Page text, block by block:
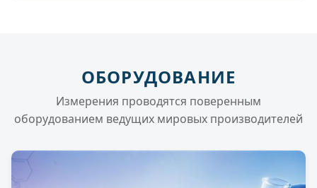
ОБОРУДОВАНИЕ
Измерения проводятся поверенным
оборудованием ведущих мировых производителей